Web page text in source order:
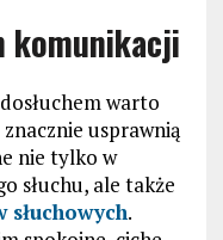
komunikacji
warto
usprawnią
nie tylko w
słuchu, ale także
słuchowych.